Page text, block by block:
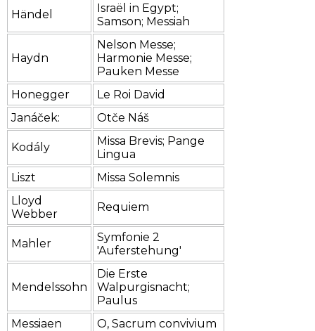
Händel
Israël in Egypt;
Samson; Messiah
Haydn
Nelson Messe;
Harmonie Messe;
Pauken Messe
Honegger
Le Roi David
Janáček:
Otče Náš
Kodály
Missa Brevis; Pange
Lingua
Liszt
Missa Solemnis
Lloyd
Webber
Requiem
Mahler
Symfonie 2
'Auferstehung'
Mendelssohn
Die Erste
Walpurgisnacht;
Paulus
Messiaen
O, Sacrum convivium